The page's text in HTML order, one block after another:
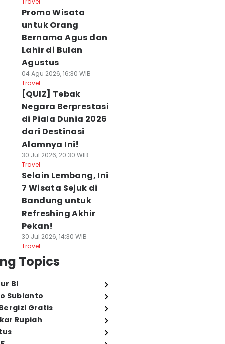
Promo Wisata
untuk Orang
Bernama Agus dan
Lahir di Bulan
Agustus
04 Agu 2026, 16:30 WIB
Travel
[QUIZ] Tebak
Negara Berprestasi
di Piala Dunia 2026
dari Destinasi
Alamnya Ini!
30 Jul 2026, 20:30 WIB
Travel
Selain Lembang, Ini
7 Wisata Sejuk di
Bandung untuk
Refreshing Akhir
Pekan!
30 Jul 2026, 14:30 WIB
Travel
Topics
BI
Subianto
Gratis
Rupiah